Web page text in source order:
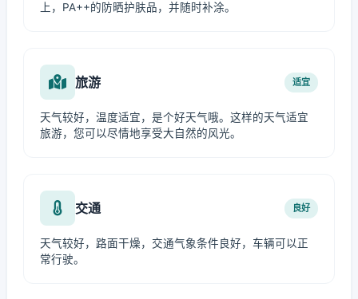
上，PA++的防晒护肤品，并随时补涂。
旅游 适宜
天气较好，温度适宜，是个好天气哦。这样的天气适宜
旅游，您可以尽情地享受大自然的风光。
交通 良好
天气较好，路面干燥，交通气象条件良好，车辆可以正
常行驶。